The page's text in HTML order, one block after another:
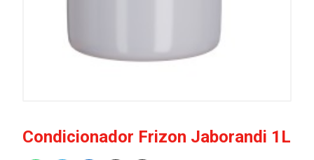
Condicionador Frizon Jaborandi 1L